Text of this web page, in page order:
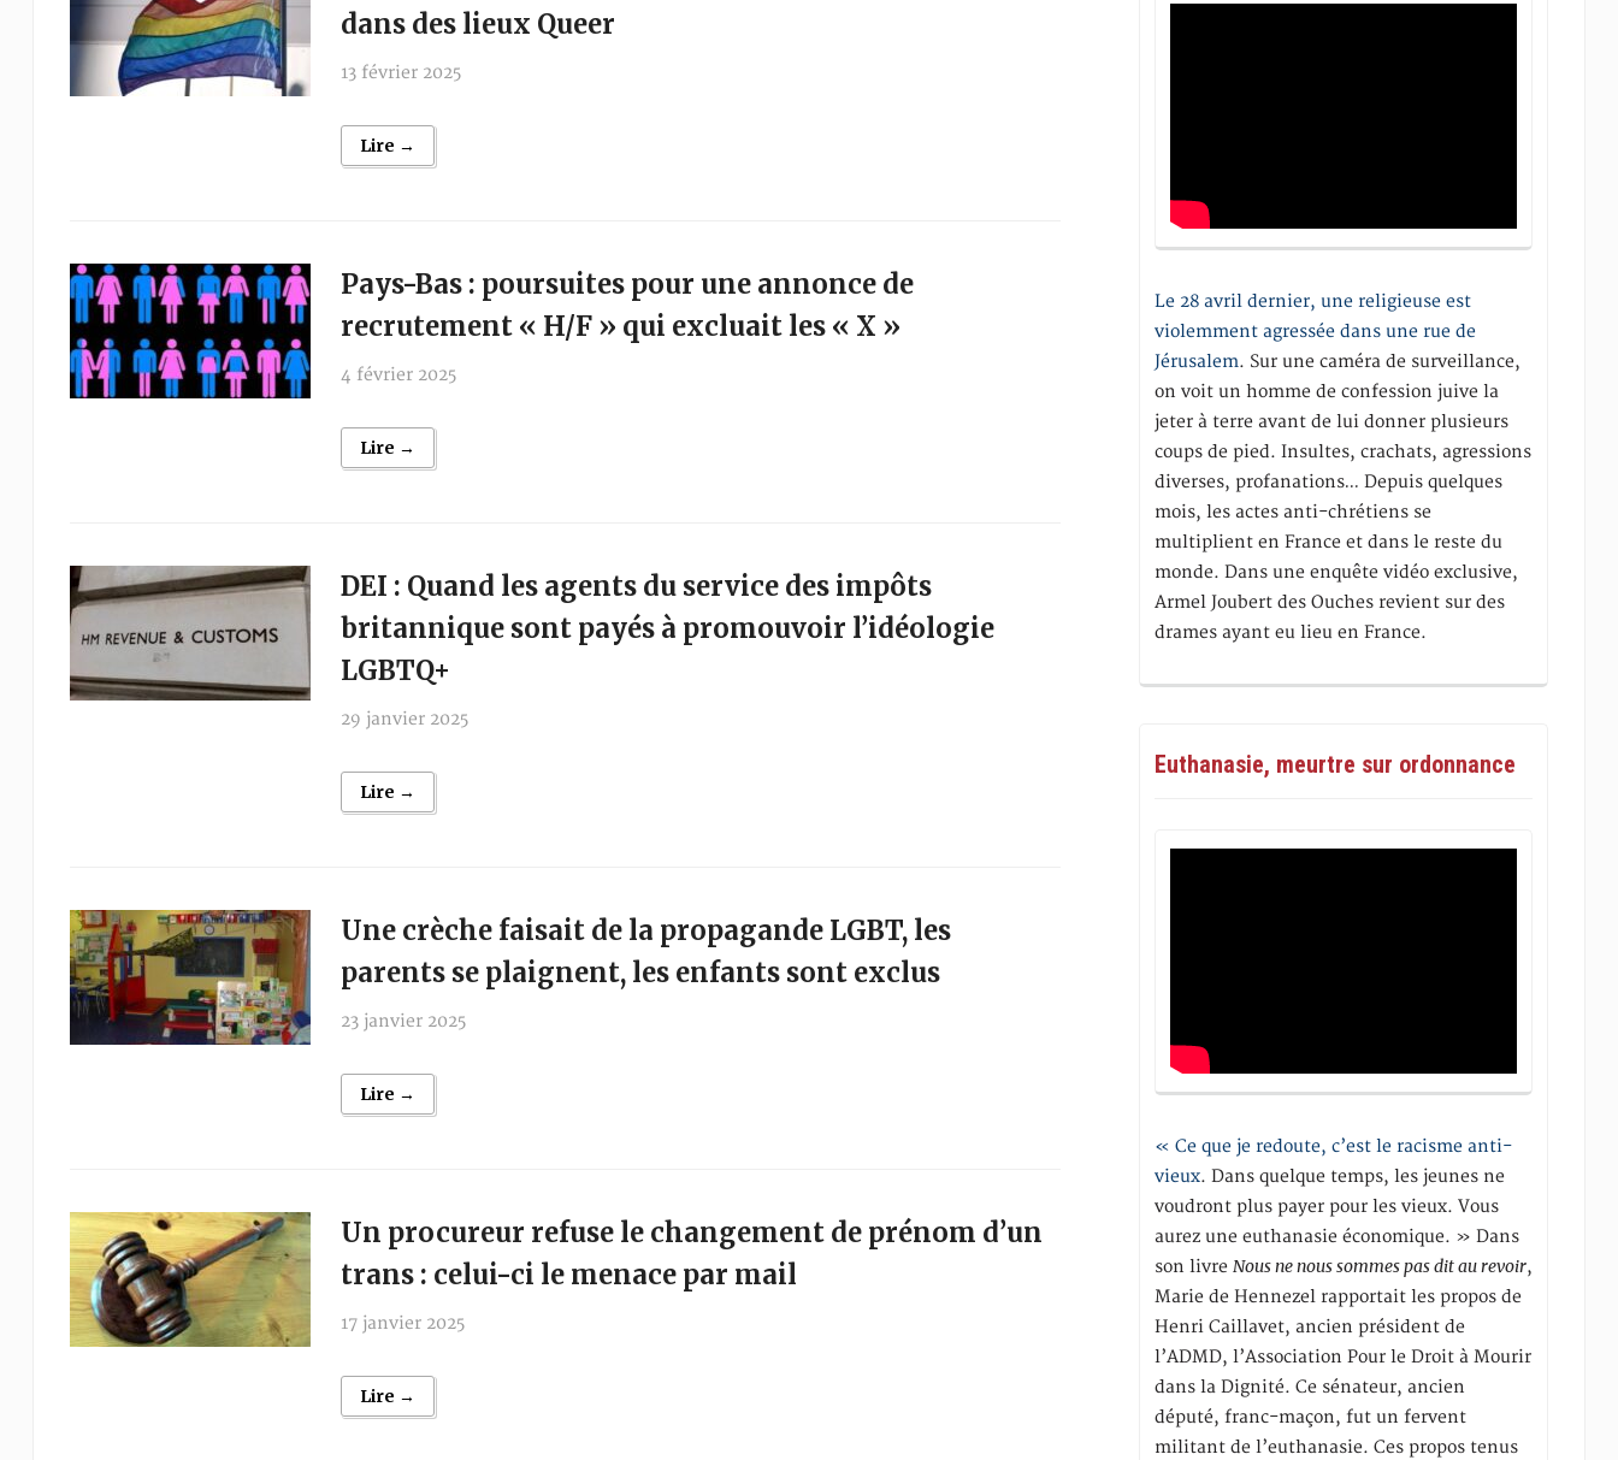
dans des lieux Queer
13 février 2025
Lire →
Pays-Bas : poursuites pour une annonce de
recrutement « H/F » qui excluait les « X »
4 février 2025
Lire →
DEI : Quand les agents du service des impôts
britannique sont payés à promouvoir l’idéologie
LGBTQ+
29 janvier 2025
Lire →
Une crèche faisait de la propagande LGBT, les
parents se plaignent, les enfants sont exclus
23 janvier 2025
Lire →
Un procureur refuse le changement de prénom d’un
trans : celui-ci le menace par mail
17 janvier 2025
Lire →
Le 28 avril dernier, une religieuse est
violemment agressée dans une rue de
Jérusalem. Sur une caméra de surveillance,
on voit un homme de confession juive la
jeter à terre avant de lui donner plusieurs
coups de pied. Insultes, crachats, agressions
diverses, profanations… Depuis quelques
mois, les actes anti-chrétiens se
multiplient en France et dans le reste du
monde. Dans une enquête vidéo exclusive,
Armel Joubert des Ouches revient sur des
drames ayant eu lieu en France.
Euthanasie, meurtre sur ordonnance
« Ce que je redoute, c’est le racisme anti-
vieux. Dans quelque temps, les jeunes ne
voudront plus payer pour les vieux. Vous
aurez une euthanasie économique. » Dans
son livreNous ne nous sommes pas dit au revoir,
Marie de Hennezel rapportait les propos de
Henri Caillavet, ancien président de
l’ADMD, l’Association Pour le Droit à Mourir
dans la Dignité. Ce sénateur, ancien
député, franc-maçon, fut un fervent
militant de l’euthanasie. Ces propos tenus